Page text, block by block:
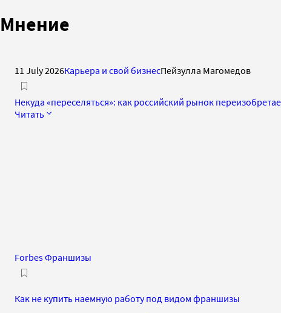
Мнение
11 July 2026Карьера и свой бизнесПейзулла Магомедов
Некуда «переселяться»: как российский рынок
Читать
Forbes Франшизы
Как не купить наемную работу под видом франшизы